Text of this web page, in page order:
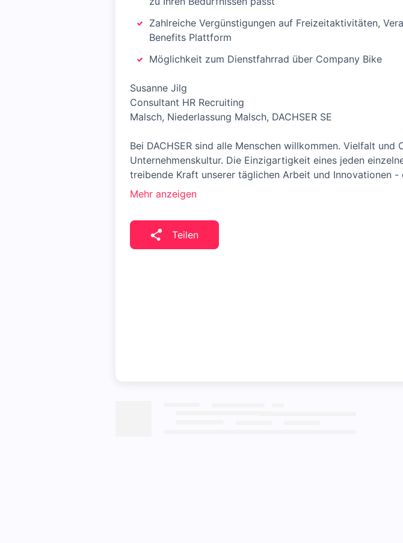
Zahlreiche Vergünstigungen auf Freizeitaktivitäten,
Benefits Plattform
Möglichkeit zum Dienstfahrrad über Company Bike
Susanne Jilg
Consultant HR Recruiting
Malsch, Niederlassung Malsch, DACHSER SE
Bei DACHSER sind alle Menschen willkommen. Vielfalt
Unternehmenskultur. Die Einzigartigkeit eines jeden
treibende Kraft unserer täglichen Arbeit und Innovationen
Mehr anzeigen
Teilen